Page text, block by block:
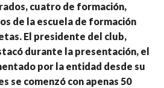
cuatro de formación,
de la escuela de formación
El presidente del club,
durante la presentación, el
por la entidad desde su
se comenzó con apenas 50